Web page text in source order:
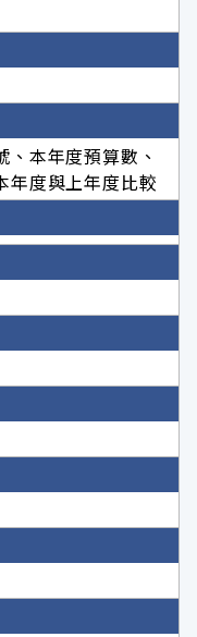
本年度預算數、
年度與上年度比較